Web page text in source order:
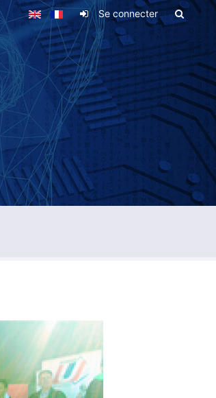
Se connecter